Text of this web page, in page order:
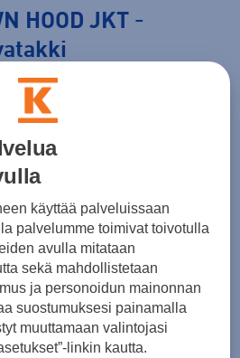
HOOD JKT -
XL XXL
käyttää palveluissaan
palvelumme toimivat toivotulla
avulla mitataan
sekä mahdollistetaan
ja personoidun mainonnan
suostumuksesi painamalla
muuttamaan valintojasi
linkin kautta.